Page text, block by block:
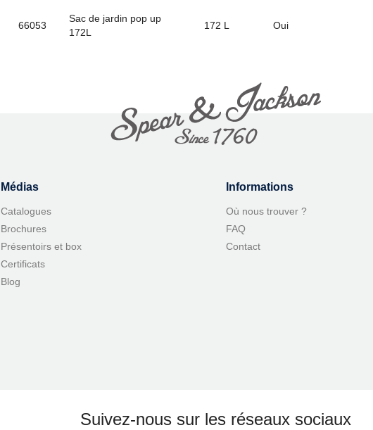
66053
Sac de jardin pop up
172L
172 L Oui
Médias
Catalogues
Brochures
Présentoirs et box
Certificats
Blog
Informations
Où nous trouver ?
FAQ
Contact
Suivez-nous sur les réseaux sociaux